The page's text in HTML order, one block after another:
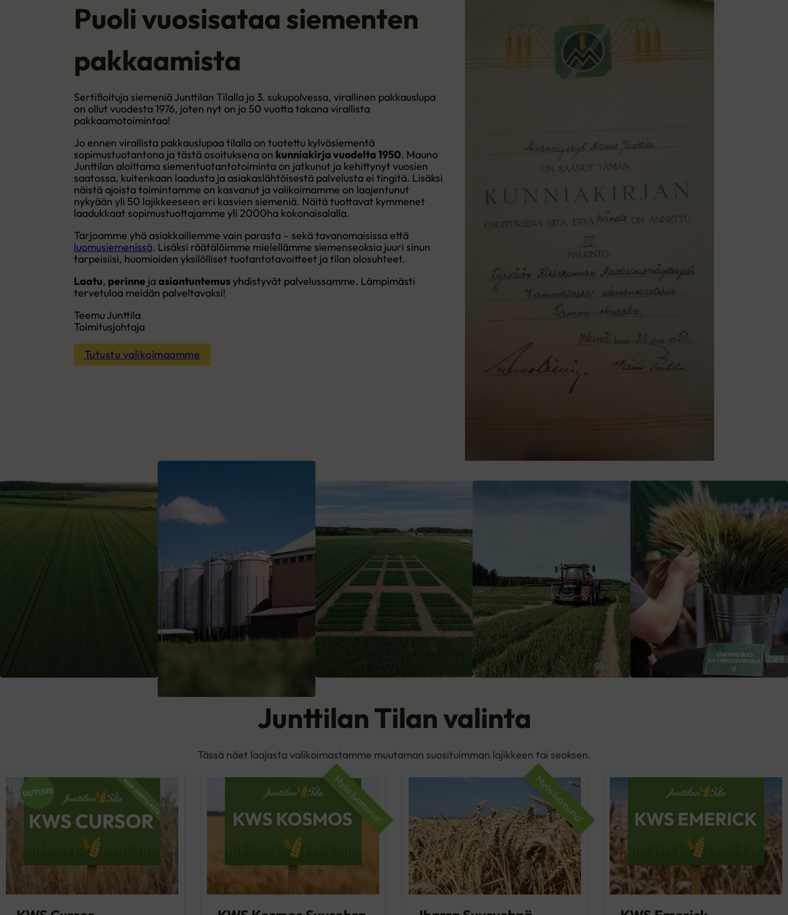
Puoli vuosisataa siementen
pakkaamista
Sertifioituja siemeniä Junttilan Tilalla jo 3. sukupolvessa, virallinen pakkauslupa
on ollut vuodesta 1976, joten nyt on jo 50 vuotta takana virallista
pakkaamotoimintaa!
Jo ennen virallista pakkauslupaa tilalla on tuotettu kylvösiementä
sopimustuotantona ja tästä osoituksena on kunniakirja vuodelta 1950. Mauno
Junttilan aloittama siementuotantotoiminta on jatkunut ja kehittynyt vuosien
saatossa, kuitenkaan laadusta ja asiakaslähtöisestä palvelusta ei tingitä. Lisäksi
näistä ajoista toimintamme on kasvanut ja valikoimamme on laajentunut
nykyään yli 50 lajikkeeseen eri kasvien siemeniä. Näitä tuottavat kymmenet
laadukkaat sopimustuottajamme yli 2000ha kokonaisalalla.
Tarjoamme yhä asiakkaillemme vain parasta – sekä tavanomaisissa että
luomusiemenissä. Lisäksi räätälöimme mielellämme siemenseoksia juuri sinun
tarpeisiisi, huomioiden yksilölliset tuotantotavoitteet ja tilan olosuhteet.
Laatu, perinneja asiantuntemusyhdistyvät palvelussamme. Lämpimästi
tervetuloa meidän palveltavaksi!
Teemu Junttila
Toimitusjohtaja
Tutustu valikoimaamme
Junttilan Tilan valinta
Tässä näet laajasta valikoimastamme muutaman suosituimman lajikkeen tai seoksen.
Myös luomuna! Myös luomuna!